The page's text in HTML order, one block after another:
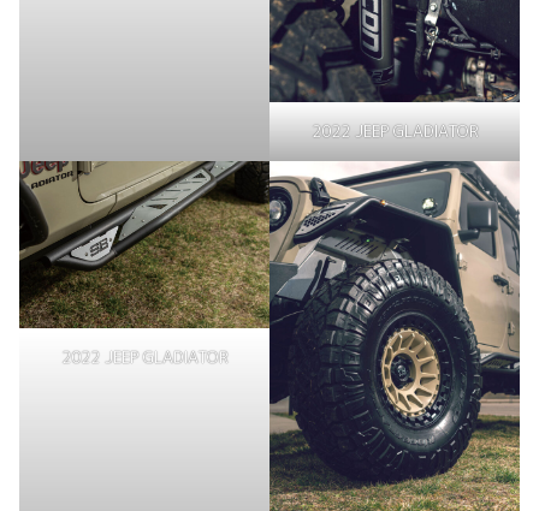
2022 JEEP GLADIATOR
2022 JEEP GLADIATOR